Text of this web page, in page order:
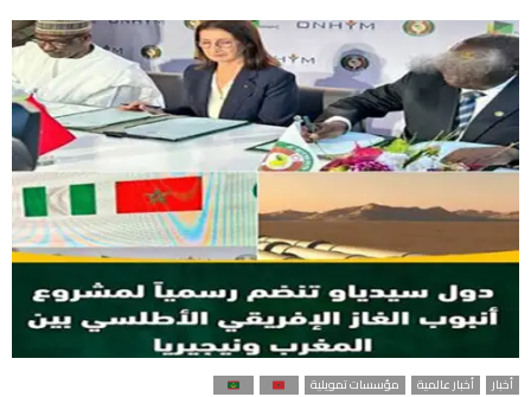
أخبار أخبار عالمية مؤسسات تمويلية